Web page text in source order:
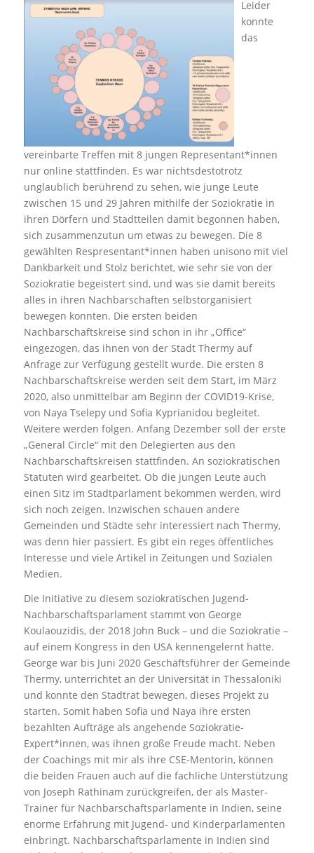
Leider
konnte
das
vereinbarte Treffen mit 8 jungen Representant*innen
nur online stattfinden. Es war nichtsdestotrotz
unglaublich berührend zu sehen, wie junge Leute
zwischen 15 und 29 Jahren mithilfe der Soziokratie in
ihren Dörfern und Stadtteilen damit begonnen haben,
sich zusammenzutun um etwas zu bewegen. Die 8
gewählten Respresentant*innen haben unisono mit viel
Dankbarkeit und Stolz berichtet, wie sehr sie von der
Soziokratie begeistert sind, und was sie damit bereits
alles in ihren Nachbarschaften selbstorganisiert
bewegen konnten. Die ersten beiden
Nachbarschaftskreise sind schon in ihr „Office“
eingezogen, das ihnen von der Stadt Thermy auf
Anfrage zur Verfügung gestellt wurde. Die ersten 8
Nachbarschaftskreise werden seit dem Start, im März
2020, also unmittelbar am Beginn der COVID19-Krise,
von Naya Tselepy und Sofia Kyprianidou begleitet.
Weitere werden folgen. Anfang Dezember soll der erste
„General Circle“ mit den Delegierten aus den
Nachbarschaftskreisen stattfinden. An soziokratischen
Statuten wird gearbeitet. Ob die jungen Leute auch
einen Sitz im Stadtparlament bekommen werden, wird
sich noch zeigen. Inzwischen schauen andere
Gemeinden und Städte sehr interessiert nach Thermy,
was denn hier passiert. Es gibt ein reges öffentliches
Interesse und viele Artikel in Zeitungen und Sozialen
Medien.
Die Initiative zu diesem soziokratischen Jugend-
Nachbarschaftsparlament stammt von George
Koulaouzidis, der 2018 John Buck – und die Soziokratie –
auf einem Kongress in den USA kennengelernt hatte.
George war bis Juni 2020 Geschäftsführer der Gemeinde
Thermy, unterrichtet an der Universität in Thessaloniki
und konnte den Stadtrat bewegen, dieses Projekt zu
starten. Somit haben Sofia und Naya ihre ersten
bezahlten Aufträge als angehende Soziokratie-
Expert*innen, was ihnen große Freude macht. Neben
der Coachings mit mir als ihre CSE-Mentorin, können
die beiden Frauen auch auf die fachliche Unterstützung
von Joseph Rathinam zurückgreifen, der als Master-
Trainer für Nachbarschaftsparlamente in Indien, seine
enorme Erfahrung mit Jugend- und Kinderparlamenten
einbringt. Nachbarschaftsparlamente in Indien sind